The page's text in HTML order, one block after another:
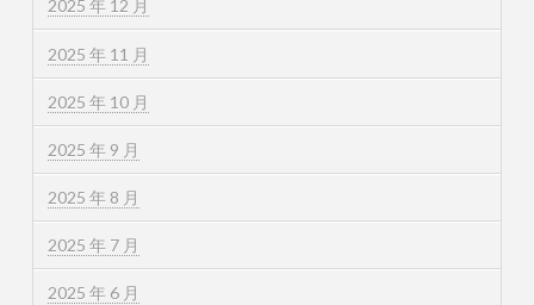
2025 年 12 月
2025 年 11 月
2025 年 10 月
2025 年 9 月
2025 年 8 月
2025 年 7 月
2025 年 6 月